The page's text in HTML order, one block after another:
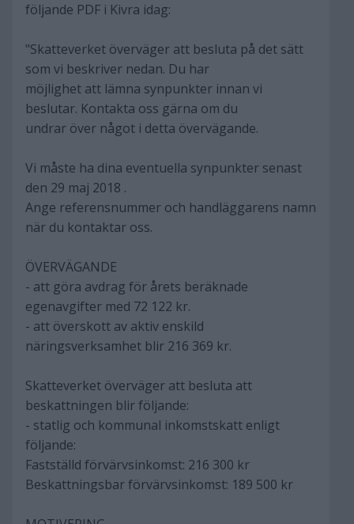
följande PDF i Kivra idag:
"Skatteverket överväger att besluta på det sätt
som vi beskriver nedan. Du har
möjlighet att lämna synpunkter innan vi
beslutar. Kontakta oss gärna om du
undrar över något i detta övervägande.
Vi måste ha dina eventuella synpunkter senast
den 29 maj 2018 .
Ange referensnummer och handläggarens namn
när du kontaktar oss.
ÖVERVÄGANDE
- att göra avdrag för årets beräknade
egenavgifter med 72 122 kr.
- att överskott av aktiv enskild
näringsverksamhet blir 216 369 kr.
Skatteverket överväger att besluta att
beskattningen blir följande:
- statlig och kommunal inkomstskatt enligt
följande:
Fastställd förvärvsinkomst: 216 300 kr
Beskattningsbar förvärvsinkomst: 189 500 kr